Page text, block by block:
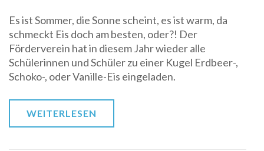
Es ist Sommer, die Sonne scheint, es ist warm, da
schmeckt Eis doch am besten, oder?! Der
Förderverein hat in diesem Jahr wieder alle
Schülerinnen und Schüler zu einer Kugel Erdbeer-,
Schoko-, oder Vanille-Eis eingeladen.
WEITERLESEN